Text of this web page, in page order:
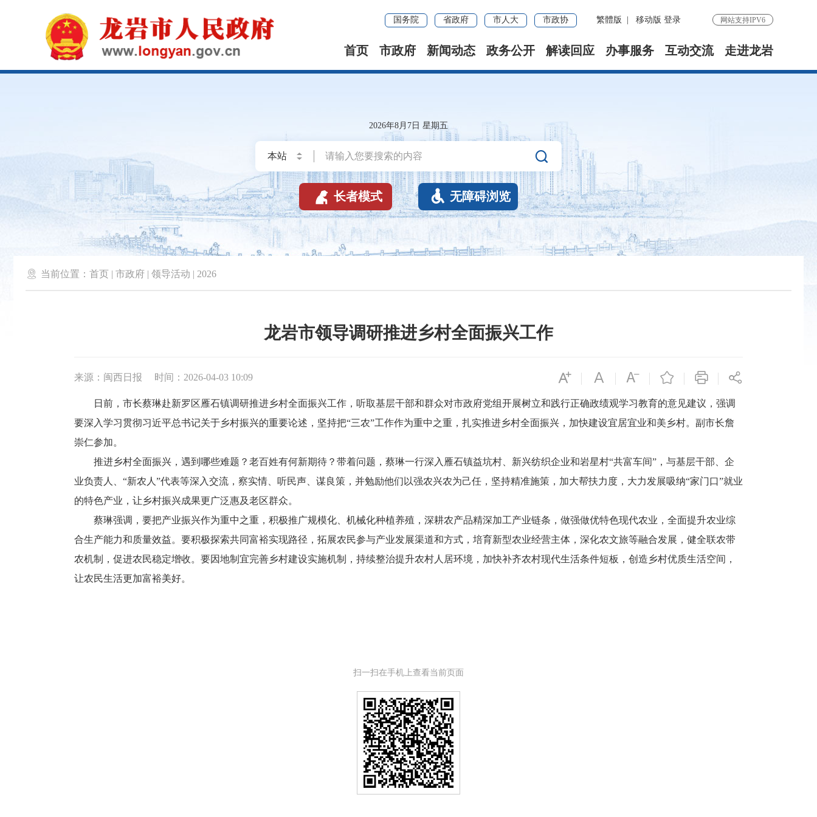
国务院 省政府 市人大 市政协 繁體版 移动版 登录 网站支持IPV6
首页 市政府 新闻动态 政务公开 解读回应 办事服务 互动交流 走进龙岩
2026年8月7日 星期五

 长者模式  无障碍浏览
 当前位置： 首页 | 市政府 | 领导活动 | 2026
龙岩市领导调研推进乡村全面振兴工作
来源：闽西日报 时间：2026-04-03 10:09
日前，市长蔡琳赴新罗区雁石镇调研推进乡村全面振兴工作，听取基层干部和群众对市政府党组开展树立和践行正确政绩观学习教育的意见建议，强调
要深入学习贯彻习近平总书记关于乡村振兴的重要论述，坚持把“三农”工作作为重中之重，扎实推进乡村全面振兴，加快建设宜居宜业和美乡村。副市长詹
崇仁参加。
推进乡村全面振兴，遇到哪些难题？老百姓有何新期待？带着问题，蔡琳一行深入雁石镇益坑村、新兴纺织企业和岩星村“共富车间”，与基层干部、企
业负责人、“新农人”代表等深入交流，察实情、听民声、谋良策，并勉励他们以强农兴农为己任，坚持精准施策，加大帮扶力度，大力发展吸纳“家门口”就业
的特色产业，让乡村振兴成果更广泛惠及老区群众。
蔡琳强调，要把产业振兴作为重中之重，积极推广规模化、机械化种植养殖，深耕农产品精深加工产业链条，做强做优特色现代农业，全面提升农业综
合生产能力和质量效益。要积极探索共同富裕实现路径，拓展农民参与产业发展渠道和方式，培育新型农业经营主体，深化农文旅等融合发展，健全联农带
农机制，促进农民稳定增收。要因地制宜完善乡村建设实施机制，持续整治提升农村人居环境，加快补齐农村现代生活条件短板，创造乡村优质生活空间，
让农民生活更加富裕美好。
扫一扫在手机上查看当前页面